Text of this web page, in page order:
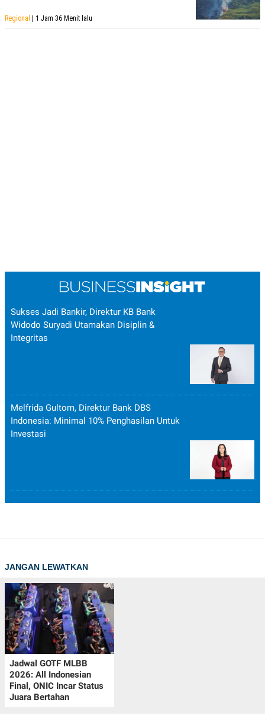
Regional | 1 Jam 36 Menit lalu
Sukses Jadi Bankir, Direktur KB Bank
Widodo Suryadi Utamakan Disiplin &
Integritas
Melfrida Gultom, Direktur Bank DBS
Indonesia: Minimal 10% Penghasilan Untuk
Investasi
JANGAN LEWATKAN
Jadwal GOTF MLBB
2026: All Indonesian
Final, ONIC Incar Status
Juara Bertahan